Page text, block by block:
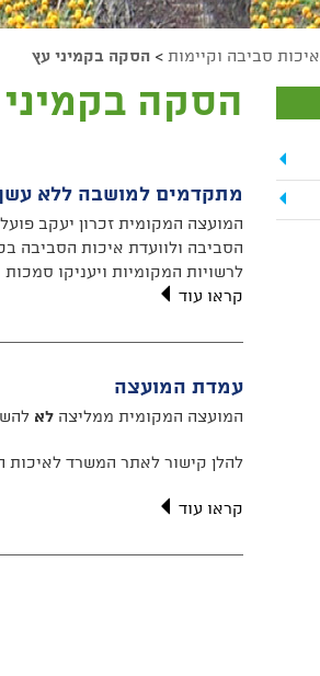
איכות סביבה וקיימות > הסקה בקמיני עץ
הסקה
מתקדמים למושבה ללא
המועצה המקומית זכרון יעקב
הסביבה ולוועדת איכות הסביבה
לרשויות המקומיות ויעניקו
קראו עוד
עמדת המועצה
המועצה המקומית ממליצהלא
להלן קישור לאתר המשרד לאיכות
קראו עוד